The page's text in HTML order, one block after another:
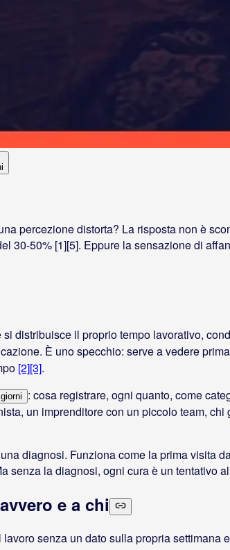
percezione distorta? La risposta non è
30-50% [1][5]. Eppure la sensazione di
distribuisce il proprio tempo lavorativo,
È uno specchio: serve a vedere
[2][3].
: cosa registrare, ogni quanto, come
un imprenditore con un piccolo team,
diagnosi. Funziona come la prima visita
senza la diagnosi, ogni cura è un tentativo
e a chi
senza un dato sulla propria